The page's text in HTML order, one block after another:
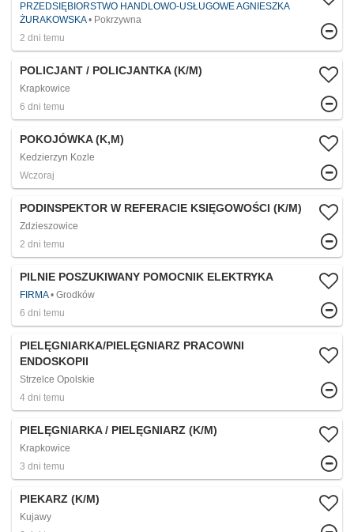
PRZEDSIĘBIORSTWO HANDLOWO-USŁUGOWE AGNIESZKA
ŻURAKOWSKA
Pokrzywna
2 dni temu
POLICJANT / POLICJANTKA (K/M)
Krapkowice
6 dni temu
POKOJÓWKA (K,M)
Kedzierzyn Kozle
Wczoraj
PODINSPEKTOR W REFERACIE KSIĘGOWOŚCI (K/M)
Zdzieszowice
2 dni temu
PILNIE POSZUKIWANY POMOCNIK ELEKTRYKA
FIRMA
Grodków
6 dni temu
PIELĘGNIARKA/PIELĘGNIARZ PRACOWNI
ENDOSKOPII
Strzelce Opolskie
4 dni temu
PIELĘGNIARKA / PIELĘGNIARZ (K/M)
Krapkowice
3 dni temu
PIEKARZ (K/M)
Kujawy